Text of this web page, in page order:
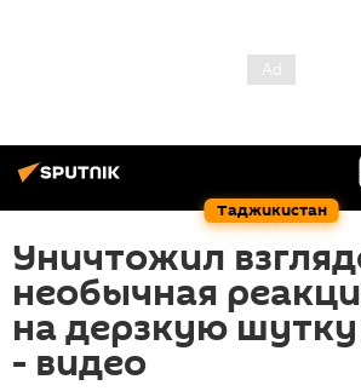
Таджикистан
Уничтожил
необычная
на дерзкую
- видео